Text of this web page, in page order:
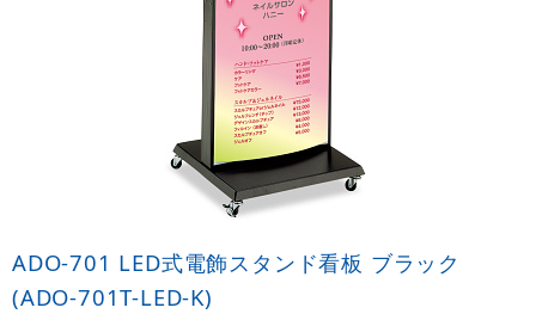
ADO-701 LED式電飾スタンド看板 ブラック
(ADO-701T-LED-K)